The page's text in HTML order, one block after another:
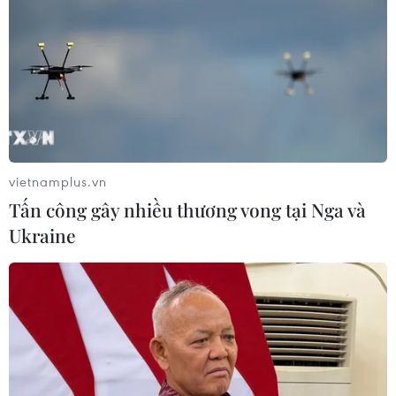
Cơ hội và bài toán chính
sách cho Việt Nam từ chiến
09/08/2026 12:57
Ngoại giao khoa học công
nghệ: Khi ngoại giao được
Trí tuệ nhân tạo tạo virus
mới tiêu diệt vi khuẩn
kháng thuốc
09/08/2026 07:45
Trung Quốc vượt Mỹ trở
thành quốc gia dẫn đầu thế
giới về chi tiêu cho R&D
09/08/2026 07:25
vietnamplus.vn
Tấn công gây nhiều thương vong tại Nga và
Ukraine